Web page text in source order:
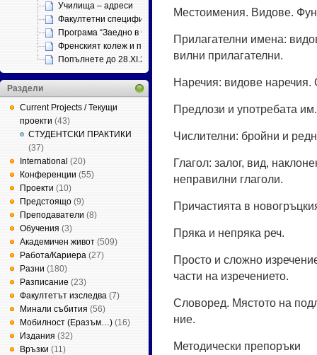
Училища – адреси
Факултетни специфични изисквания по ЗРАС
Програма “Заедно в час”
Френският колеж и проф. Петър Динеков
Попълнете до 28.ХІ.2012
Раздели
Current Projects / Текущи
проекти (43)
СТУДЕНТСКИ ПРАКТИКИ
(37)
International (20)
Конференции (55)
Проекти (10)
Предстоящо (9)
Преподаватели (8)
Обучения (3)
Академичен живот (509)
Работа/Кариера (27)
Разни (180)
Разписание (23)
Факултетът изследва (7)
Минали събития (56)
Мобилност (Еразъм…) (16)
Издания (32)
Връзки (11)
Мес­то­и­ме­ния. Ви­до­ве.
При­ла­га­тел­ни име­на:
вил­ни при­ла­га­тел­ни.
На­ре­чия: ви­до­ве на­ре­чия.
Пред­ло­зи и упот­ре­ба­та им.
Чис­ли­тел­ни: брой­ни и
Гла­гол: за­лог, вид,
неп­ра­вил­ни гла­го­ли.
При­час­тията в
Пря­ка и неп­ря­ка реч.
Прос­то и слож­но
час­ти на из­ре­че­ни­е­то.
Сло­во­ред. Мяс­то­то на
ние.
Ме­то­ди­чес­ки препоръки